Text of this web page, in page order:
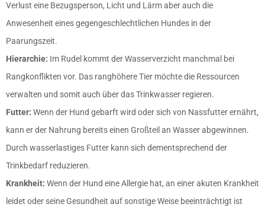
Verlust eine Bezugsperson, Licht und Lärm aber auch die
Anwesenheit eines gegengeschlechtlichen Hundes in der
Paarungszeit.
Hierarchie: Im Rudel kommt der Wasserverzicht manchmal bei
Rangkonflikten vor. Das ranghöhere Tier möchte die Ressourcen
verwalten und somit auch über das Trinkwasser regieren.
Futter: Wenn der Hund gebarft wird oder sich von Nassfutter ernährt,
kann er der Nahrung bereits einen Großteil an Wasser abgewinnen.
Durch wasserlastiges Futter kann sich dementsprechend der
Trinkbedarf reduzieren.
Krankheit: Wenn der Hund eine Allergie hat, an einer akuten Krankheit
leidet oder seine Gesundheit auf sonstige Weise beeinträchtigt ist